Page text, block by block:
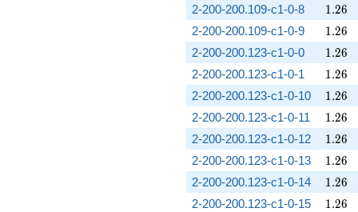
2-200-200.109-c1-0-8 1.26
1.26
2-200-200.109-c1-0-9 1.26
1.26
2-200-200.123-c1-0-0 1.26
1.26
2-200-200.123-c1-0-1 1.26
1.26
2-200-200.123-c1-0-10 1.26
1.26
2-200-200.123-c1-0-11 1.26
1.26
2-200-200.123-c1-0-12 1.26
1.26
2-200-200.123-c1-0-13 1.26
1.26
2-200-200.123-c1-0-14 1.26
1.26
2-200-200.123-c1-0-15 1.26
1.26